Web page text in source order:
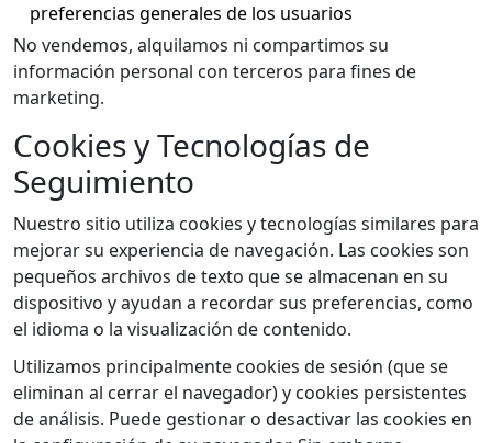
preferencias generales de los usuarios
No vendemos, alquilamos ni compartimos su
información personal con terceros para fines de
marketing.
Cookies y Tecnologías de
Seguimiento
Nuestro sitio utiliza cookies y tecnologías similares para
mejorar su experiencia de navegación. Las cookies son
pequeños archivos de texto que se almacenan en su
dispositivo y ayudan a recordar sus preferencias, como
el idioma o la visualización de contenido.
Utilizamos principalmente cookies de sesión (que se
eliminan al cerrar el navegador) y cookies persistentes
de análisis. Puede gestionar o desactivar las cookies en